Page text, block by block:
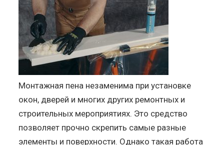
Монтажная пена незаменима при установке
окон, дверей и многих других ремонтных и
строительных мероприятиях. Это средство
позволяет прочно скрепить самые разные
элементы и поверхности. Однако такая работа